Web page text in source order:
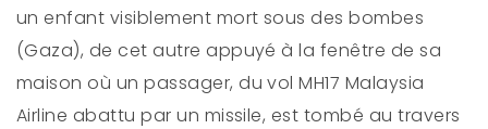
un enfant visiblement mort sous des bombes
(Gaza), de cet autre appuyé à la fenêtre de sa
maison où un passager, du vol MH17 Malaysia
Airline abattu par un missile, est tombé au travers